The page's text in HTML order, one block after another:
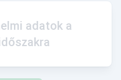
adatok a